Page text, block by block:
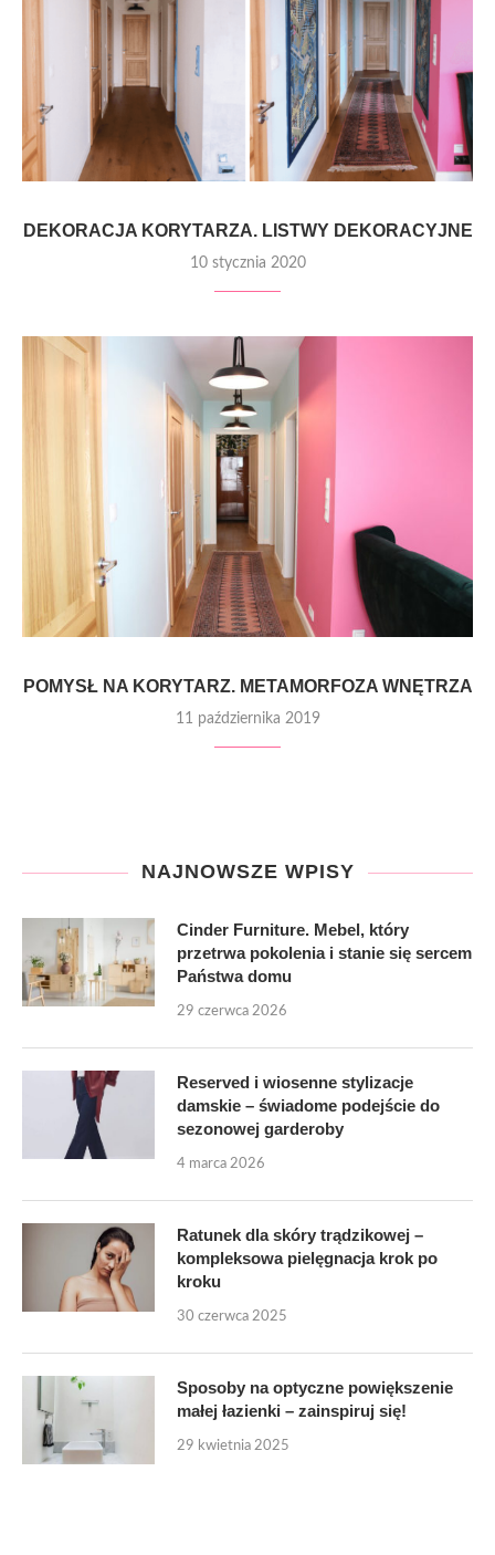
DEKORACJA KORYTARZA. LISTWY DEKORACYJNE
10 stycznia 2020
POMYSŁ NA KORYTARZ. METAMORFOZA WNĘTRZA
11 października 2019
NAJNOWSZE WPISY
Cinder Furniture. Mebel, który
przetrwa pokolenia i stanie się sercem
Państwa domu
29 czerwca 2026
Reserved i wiosenne stylizacje
damskie – świadome podejście do
sezonowej garderoby
4 marca 2026
Ratunek dla skóry trądzikowej –
kompleksowa pielęgnacja krok po
kroku
30 czerwca 2025
Sposoby na optyczne powiększenie
małej łazienki – zainspiruj się!
29 kwietnia 2025